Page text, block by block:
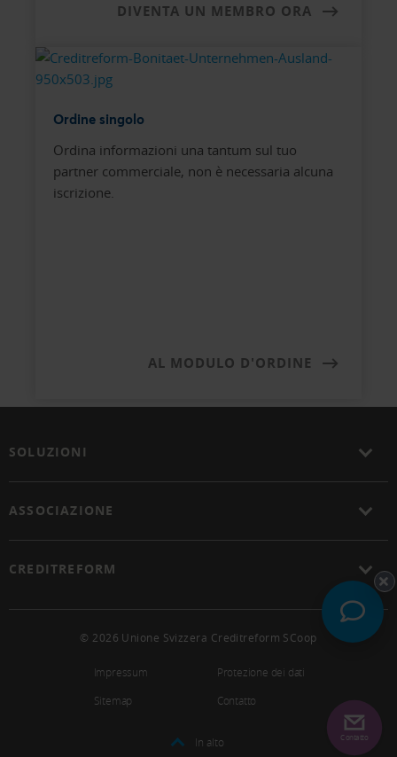
DIVENTA UN MEMBRO ORA
Ordine singolo
Ordina informazioni una tantum sul tuo
partner commerciale, non è necessaria alcuna
iscrizione.
AL MODULO D'ORDINE
SOLUZIONI
ASSOCIAZIONE
CREDITREFORM
© 2026 Unione Svizzera Creditreform SCoop
Impressum
Protezione dei dati
Sitemap
Contatto
In alto Contatto